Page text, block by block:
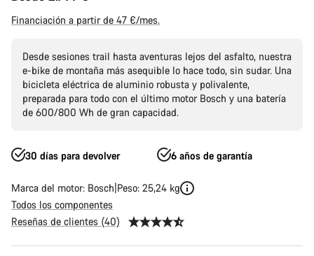
Financiación a partir de 47 €/mes.
Desde sesiones trail hasta aventuras lejos del asfalto, nuestra
e-bike de montaña más asequible lo hace todo, sin sudar. Una
bicicleta eléctrica de aluminio robusta y polivalente,
preparada para todo con el último motor Bosch y una batería
de 600/800 Wh de gran capacidad.
30 días para devolver 6 años de garantía
Marca del motor: Bosch Peso: 25,24 kg
Todos los componentes
Reseñas de clientes (40)